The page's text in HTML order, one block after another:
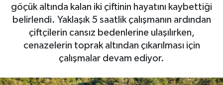
göçük altında kalan iki çiftinin hayatını kaybettiği
belirlendi. Yaklaşık 5 saatlik çalışmanın ardından
çiftçilerin cansız bedenlerine ulaşılırken,
cenazelerin toprak altından çıkarılması için
çalışmalar devam ediyor.